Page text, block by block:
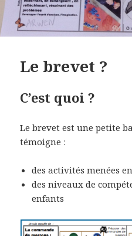
Le brevet ?
C’est quoi ?
Le brevet est une petite
témoigne :
des activités menées
des niveaux de
enfants